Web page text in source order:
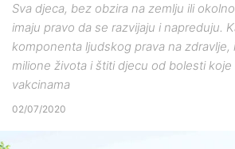
Sva djeca, bez obzira na zemlju ili
imaju pravo da se razvijaju i napreduju.
komponenta ljudskog prava na zdravlje,
milione života i štiti djecu od bolesti
vakcinama
02/07/2020